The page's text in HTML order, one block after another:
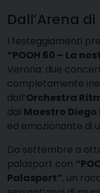
Dall’Arena
I festeggiamenti
“POOH 60 – La
Verona: due
completamente
dall’Orchestra
dal Maestro Diego
ed emozionante di
Da settembre a
palasport con
Palasport”, un